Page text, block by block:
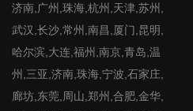
济南,广州,珠海,杭州,天津,苏州,
武汉,长沙,常州,南昌,厦门,昆明,
哈尔滨,大连,福州,南京,青岛,温
州,三亚,济南,珠海,宁波,石家庄,
廊坊,东莞,周山,郑州,合肥,金华,